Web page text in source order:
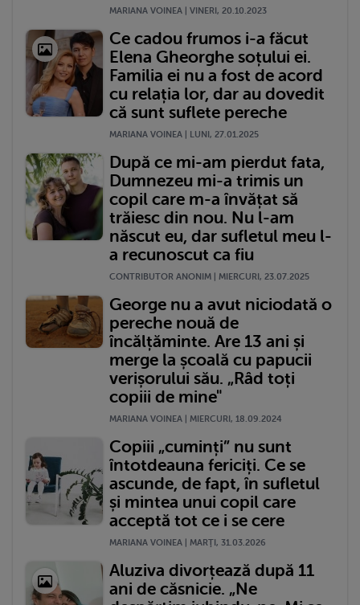
MARIANA VOINEA | VINERI, 20.10.2023
Ce cadou frumos i-a făcut
Elena Gheorghe soțului ei.
Familia ei nu a fost de acord
cu relația lor, dar au dovedit
că sunt suflete pereche
MARIANA VOINEA | LUNI, 27.01.2025
După ce mi-am pierdut fata,
Dumnezeu mi-a trimis un
copil care m-a învățat să
trăiesc din nou. Nu l-am
născut eu, dar sufletul meu l-
a recunoscut ca fiu
CONTRIBUTOR ANONIM | MIERCURI, 23.07.2025
George nu a avut niciodată o
pereche nouă de
încălțăminte. Are 13 ani și
merge la școală cu papucii
verișorului său. „Râd toți
copiii de mine"
MARIANA VOINEA | MIERCURI, 18.09.2024
Copiii „cuminți” nu sunt
întotdeauna fericiți. Ce se
ascunde, de fapt, în sufletul
și mintea unui copil care
acceptă tot ce i se cere
MARIANA VOINEA | MARŢI, 31.03.2026
Aluziva divorțează după 11
ani de căsnicie. „Ne